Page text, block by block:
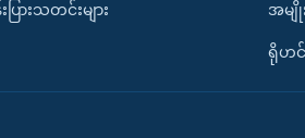
ပြားသတင်းများ အမျို
ရိုဟင်